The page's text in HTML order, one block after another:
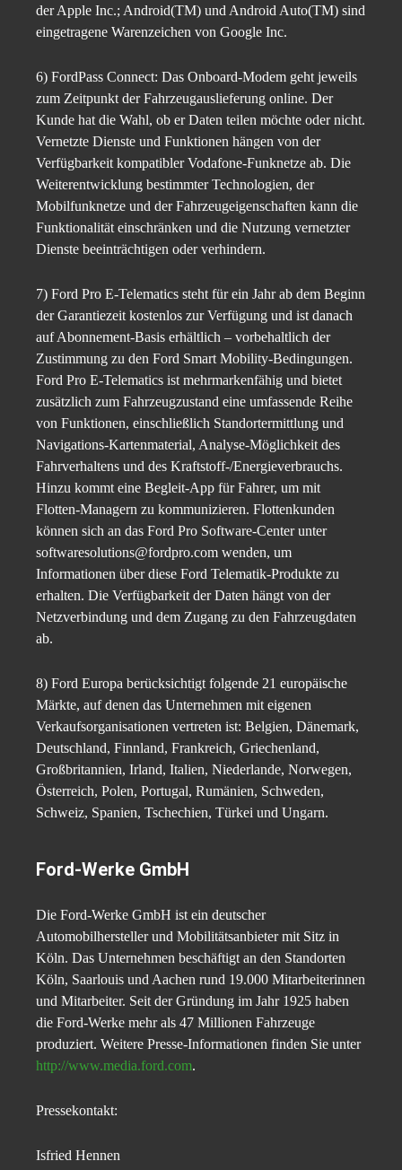
der Apple Inc.; Android(TM) und Android Auto(TM) sind
eingetragene Warenzeichen von Google Inc.
6) FordPass Connect: Das Onboard-Modem geht jeweils
zum Zeitpunkt der Fahrzeugauslieferung online. Der
Kunde hat die Wahl, ob er Daten teilen möchte oder nicht.
Vernetzte Dienste und Funktionen hängen von der
Verfügbarkeit kompatibler Vodafone-Funknetze ab. Die
Weiterentwicklung bestimmter Technologien, der
Mobilfunknetze und der Fahrzeugeigenschaften kann die
Funktionalität einschränken und die Nutzung vernetzter
Dienste beeinträchtigen oder verhindern.
7) Ford Pro E-Telematics steht für ein Jahr ab dem Beginn
der Garantiezeit kostenlos zur Verfügung und ist danach
auf Abonnement-Basis erhältlich – vorbehaltlich der
Zustimmung zu den Ford Smart Mobility-Bedingungen.
Ford Pro E-Telematics ist mehrmarkenfähig und bietet
zusätzlich zum Fahrzeugzustand eine umfassende Reihe
von Funktionen, einschließlich Standortermittlung und
Navigations-Kartenmaterial, Analyse-Möglichkeit des
Fahrverhaltens und des Kraftstoff-/Energieverbrauchs.
Hinzu kommt eine Begleit-App für Fahrer, um mit
Flotten-Managern zu kommunizieren. Flottenkunden
können sich an das Ford Pro Software-Center unter
softwaresolutions@fordpro.com wenden, um
Informationen über diese Ford Telematik-Produkte zu
erhalten. Die Verfügbarkeit der Daten hängt von der
Netzverbindung und dem Zugang zu den Fahrzeugdaten
ab.
8) Ford Europa berücksichtigt folgende 21 europäische
Märkte, auf denen das Unternehmen mit eigenen
Verkaufsorganisationen vertreten ist: Belgien, Dänemark,
Deutschland, Finnland, Frankreich, Griechenland,
Großbritannien, Irland, Italien, Niederlande, Norwegen,
Österreich, Polen, Portugal, Rumänien, Schweden,
Schweiz, Spanien, Tschechien, Türkei und Ungarn.
Ford-Werke GmbH
Die Ford-Werke GmbH ist ein deutscher
Automobilhersteller und Mobilitätsanbieter mit Sitz in
Köln. Das Unternehmen beschäftigt an den Standorten
Köln, Saarlouis und Aachen rund 19.000 Mitarbeiterinnen
und Mitarbeiter. Seit der Gründung im Jahr 1925 haben
die Ford-Werke mehr als 47 Millionen Fahrzeuge
produziert. Weitere Presse-Informationen finden Sie unter
http://www.media.ford.com.
Pressekontakt:
Isfried Hennen